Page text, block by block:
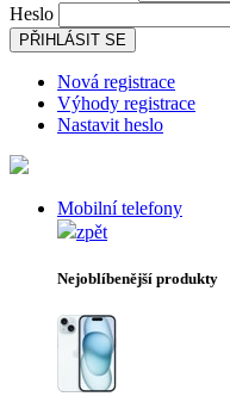
Heslo
PŘIHLÁSIT SE
Nová registrace
Výhody registrace
Nastavit heslo
Mobilní telefony
zpět
Nejoblíbenější produkty